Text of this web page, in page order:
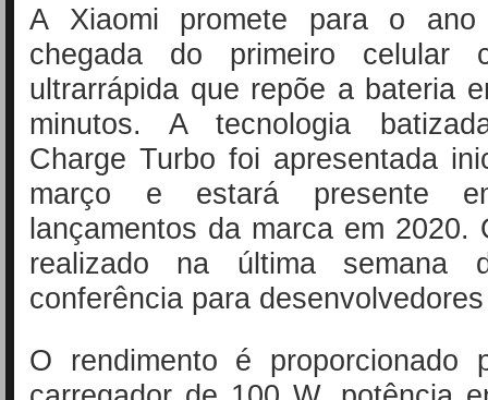
A Xiaomi promete para o
chegada do primeiro celular
ultrarrápida que repõe a bateria
minutos. A tecnologia
Charge Turbo foi apresentada
março e estará presente
lançamentos da marca em 2020.
realizado na última semana
conferência para
O rendimento é proporcionado